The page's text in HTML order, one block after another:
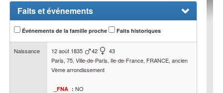
Faits et événements
Événements de la famille proche Faits historiques
Naissance 12 août 1835 42
43
Paris, 75, Ville-de-Paris, Ile-de-France, FRANCE, ancien
Vème arrondissement
_FNA : NO